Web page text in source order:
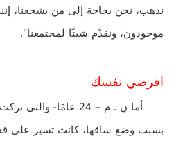
نذهب، نحن بحاجة إلى من يشجعنا،
موجودون، ونقدّم شيئًا لمجتمعنا".
افرضي نفسك
أما ن . م – 24 عامًا-
بسبب وضع ساقها، كانت تسير على